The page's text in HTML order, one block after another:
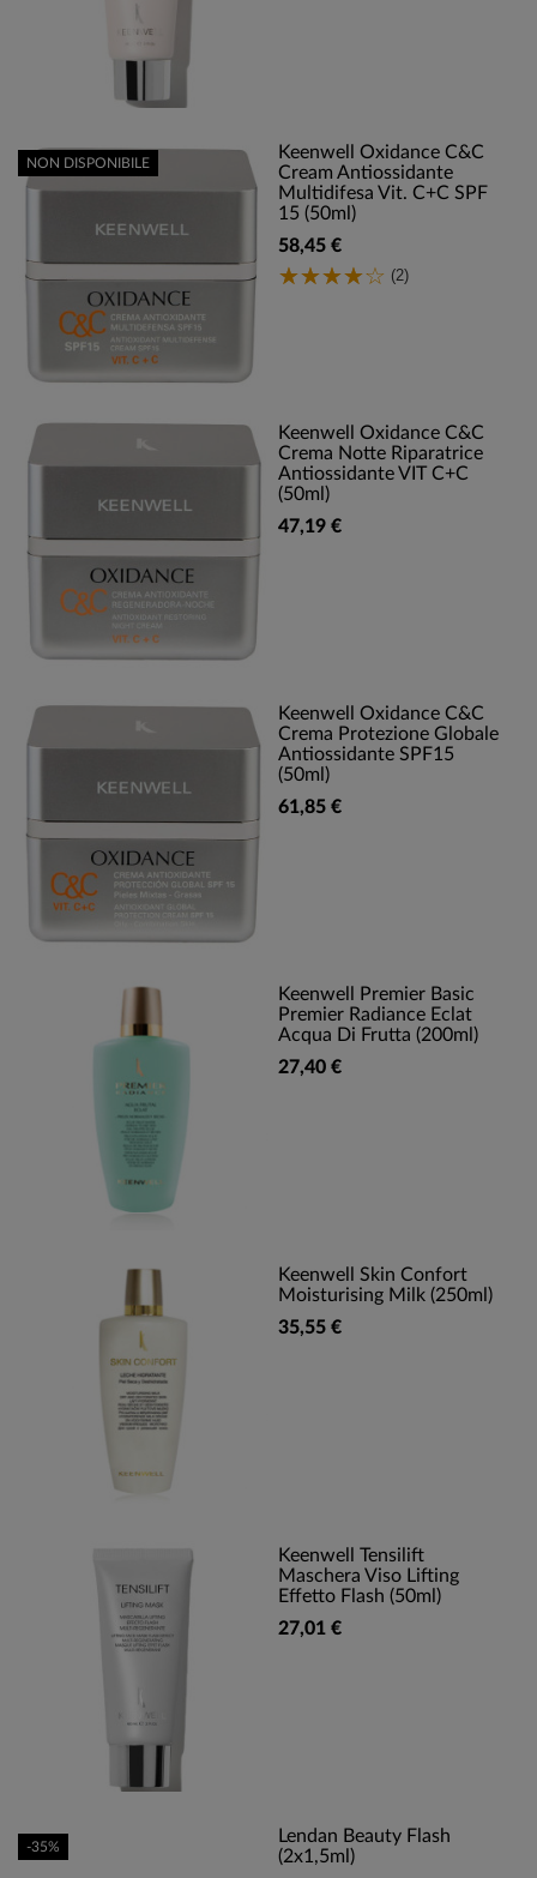
Keenwell Oxidance C&C
Cream Antiossidante
Multidifesa Vit. C+C SPF
15 (50ml)
58,45 €
(2)
NON DISPONIBILE
Keenwell Oxidance C&C
Crema Notte Riparatrice
Antiossidante VIT C+C
(50ml)
47,19 €
Keenwell Oxidance C&C
Crema Protezione Globale
Antiossidante SPF15
(50ml)
61,85 €
Keenwell Premier Basic
Premier Radiance Eclat
Acqua Di Frutta (200ml)
27,40 €
Keenwell Skin Confort
Moisturising Milk (250ml)
35,55 €
Keenwell Tensilift
Maschera Viso Lifting
Effetto Flash (50ml)
27,01 €
Lendan Beauty Flash
(2x1,5ml)
-35%